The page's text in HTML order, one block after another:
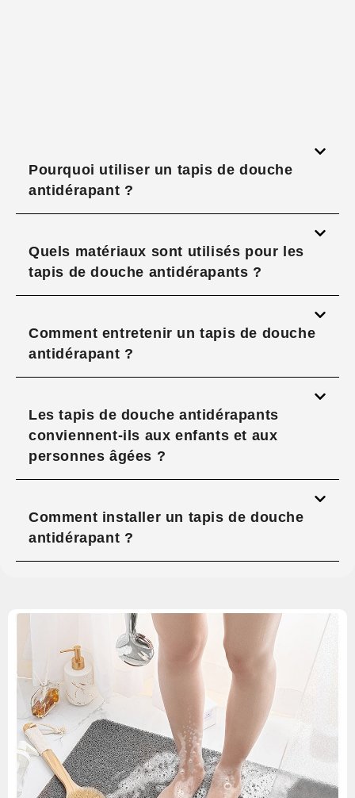
Pourquoi utiliser un tapis de douche
antidérapant ?
Quels matériaux sont utilisés pour les
tapis de douche antidérapants ?
Comment entretenir un tapis de douche
antidérapant ?
Les tapis de douche antidérapants
conviennent-ils aux enfants et aux
personnes âgées ?
Comment installer un tapis de douche
antidérapant ?